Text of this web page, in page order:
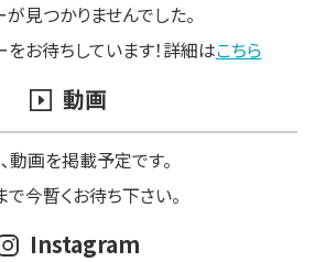
が見つかりませんでした。
お待ちしています！詳細はこちら
動画
動画を掲載予定です。
今暫くお待ち下さい。
Instagram